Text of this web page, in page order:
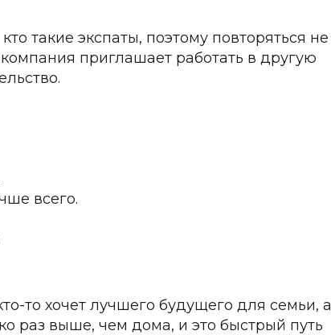
такие экспаты, поэтому повторяться не
приглашает работать в другую
всего.
то хочет лучшего будущего для семьи, а
раз выше, чем дома, и это быстрый путь